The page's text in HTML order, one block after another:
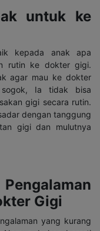
untuk ke
kepada anak apa
rutin ke dokter gigi.
agar mau ke dokter
Ia tidak bisa
gigi secara rutin.
dengan tanggung
gigi dan mulutnya
Gigi
yang kurang